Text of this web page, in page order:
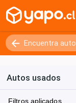
Autos usados
Filtros aplicados
Kilómetros